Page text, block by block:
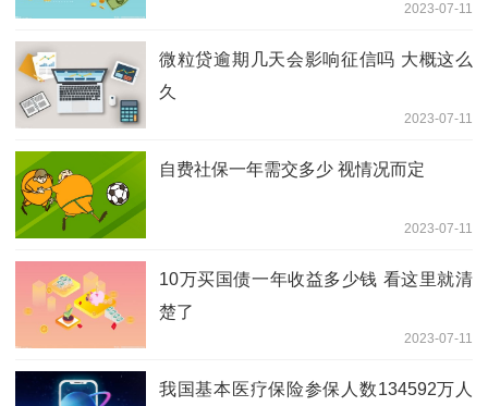
2023-07-11
微粒贷逾期几天会影响征信吗 大概这么
久
2023-07-11
自费社保一年需交多少 视情况而定
2023-07-11
10万买国债一年收益多少钱 看这里就清
楚了
2023-07-11
我国基本医疗保险参保人数134592万人